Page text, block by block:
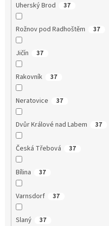
Uherský Brod 37
Rožnov pod Radhoštěm 37
Jičín 37
Rakovník 37
Neratovice 37
Dvůr Králové nad Labem 37
Česká Třebová 37
Bílina 37
Varnsdorf 37
Slaný 37